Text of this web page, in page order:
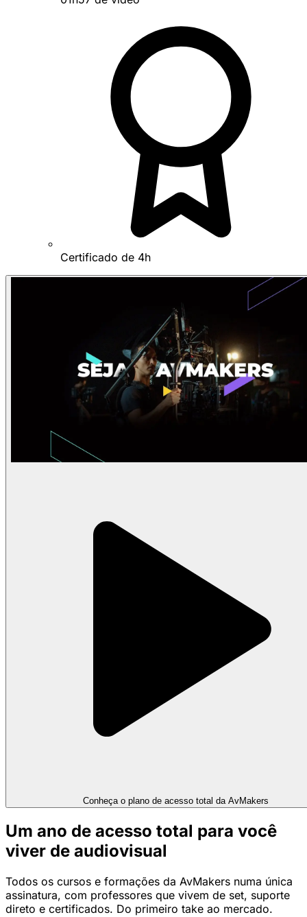
Certificado de 4h
Conheça o plano de acesso total da AvMakers
Um ano de acesso total para você
viver de audiovisual
Todos os cursos e formações da AvMakers numa única
assinatura, com professores que vivem de set, suporte
direto e certificados. Do primeiro take ao mercado.